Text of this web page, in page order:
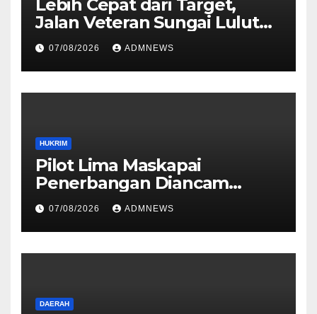
Lebih Cepat dari Target,
Jalan Veteran Sungai Lulut
Dibuka
07/08/2026 ADMNEWS
HUKRIM
Pilot Lima Maskapai
Penerbangan Diancam
Ditembak Mati OPM
07/08/2026 ADMNEWS
DAERAH